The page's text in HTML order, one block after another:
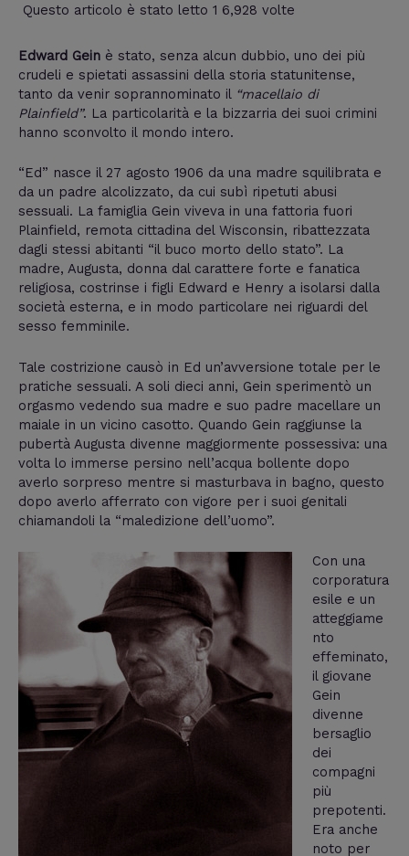
Questo articolo è stato letto 1 6,928 volte
Edward Gein è stato, senza alcun dubbio, uno dei più
crudeli e spietati assassini della storia statunitense,
tanto da venir soprannominato il “macellaio di
Plainfield”. La particolarità e la bizzarria dei suoi crimini
hanno sconvolto il mondo intero.
“Ed” nasce il 27 agosto 1906 da una madre squilibrata e
da un padre alcolizzato, da cui subì ripetuti abusi
sessuali. La famiglia Gein viveva in una fattoria fuori
Plainfield, remota cittadina del Wisconsin, ribattezzata
dagli stessi abitanti “il buco morto dello stato”. La
madre, Augusta, donna dal carattere forte e fanatica
religiosa, costrinse i figli Edward e Henry a isolarsi dalla
società esterna, e in modo particolare nei riguardi del
sesso femminile.
Tale costrizione causò in Ed un’avversione totale per le
pratiche sessuali. A soli dieci anni, Gein sperimentò un
orgasmo vedendo sua madre e suo padre macellare un
maiale in un vicino casotto. Quando Gein raggiunse la
pubertà Augusta divenne maggiormente possessiva: una
volta lo immerse persino nell’acqua bollente dopo
averlo sorpreso mentre si masturbava in bagno, questo
dopo averlo afferrato con vigore per i suoi genitali
chiamandoli la “maledizione dell’uomo”.
Con una
corporatura
esile e un
atteggiame
nto
effeminato,
il giovane
Gein
divenne
bersaglio
dei
compagni
più
prepotenti.
Era anche
noto per